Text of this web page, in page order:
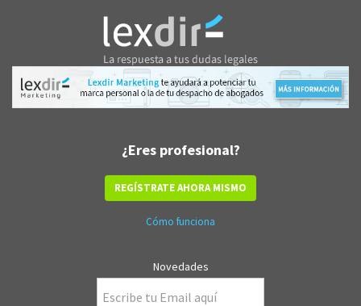
¿Eres profesional?
REGÍSTRATE AHORA MISMO
Cómo funciona
Novedades